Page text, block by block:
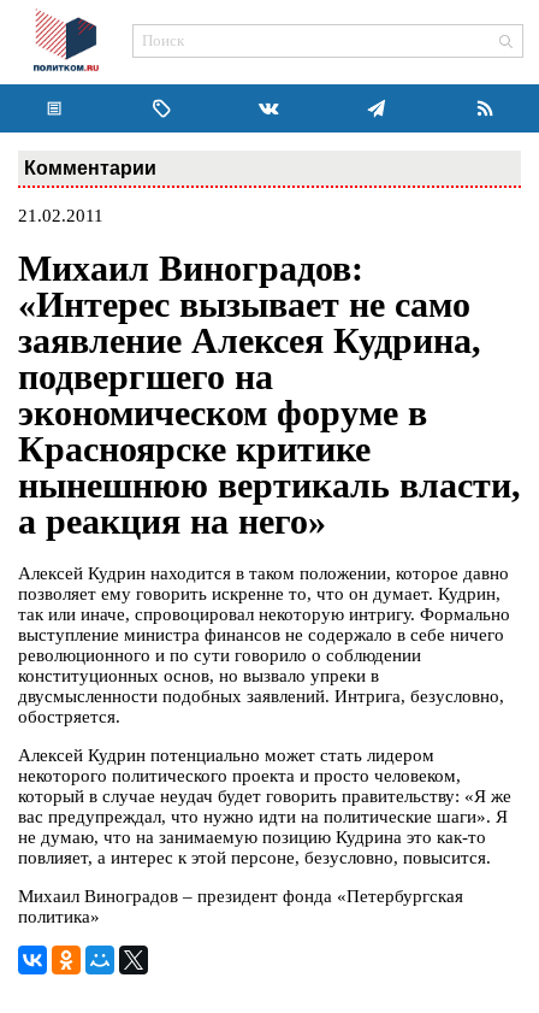
Комментарии
21.02.2011
Михаил Виноградов:
«Интерес вызывает не само
заявление Алексея Кудрина,
подвергшего на
экономическом форуме в
Красноярске критике
нынешнюю вертикаль власти,
а реакция на него»
Алексей Кудрин находится в таком положении, которое давно
позволяет ему говорить искренне то, что он думает. Кудрин,
так или иначе, спровоцировал некоторую интригу. Формально
выступление министра финансов не содержало в себе ничего
революционного и по сути говорило о соблюдении
конституционных основ, но вызвало упреки в
двусмысленности подобных заявлений. Интрига, безусловно,
обостряется.
Алексей Кудрин потенциально может стать лидером
некоторого политического проекта и просто человеком,
который в случае неудач будет говорить правительству: «Я же
вас предупреждал, что нужно идти на политические шаги». Я
не думаю, что на занимаемую позицию Кудрина это как-то
повлияет, а интерес к этой персоне, безусловно, повысится.
Михаил Виноградов – президент фонда «Петербургская
политика»